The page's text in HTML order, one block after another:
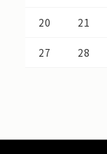
20 21
27 28